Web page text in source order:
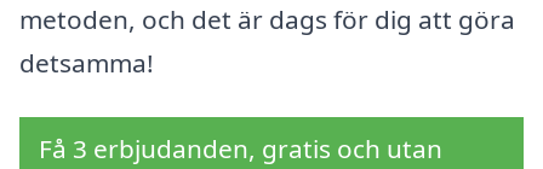
metoden, och det är dags för dig att göra
detsamma!
Få 3 erbjudanden, gratis och utan